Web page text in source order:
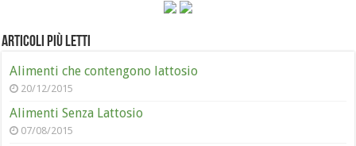
Articoli più letti
Alimenti che contengono lattosio
20/12/2015
Alimenti Senza Lattosio
07/08/2015